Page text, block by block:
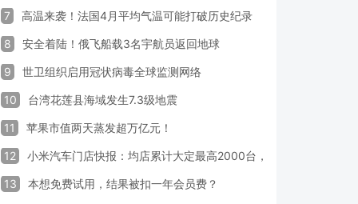
7 高温来袭！法国4月平均气温可能打破历史纪录
8 安全着陆！俄飞船载3名宇航员返回地球
9 世卫组织启用冠状病毒全球监测网络
10 台湾花莲县海域发生7.3级地震
11 苹果市值两天蒸发超万亿元！
12 小米汽车门店快报：均店累计大定最高2000台，锁单率最高达
13 本想免费试用，结果被扣一年会员费？